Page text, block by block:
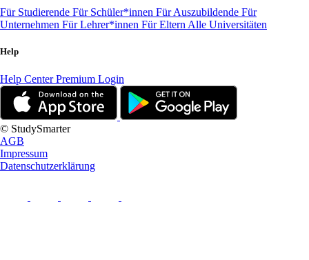
Für Studierende Für Schüler*innen Für Auszubildende Für
Unternehmen Für Lehrer*innen Für Eltern Alle Universitäten
Help
Help CenterPremium Login
© StudySmarter
AGB
Impressum
Datenschutzerklärung